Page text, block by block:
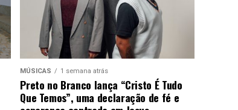
MÚSICAS 1 semana atrás
Preto no Branco lança “Cristo É Tudo
Que Temos”, uma declaração de fé e